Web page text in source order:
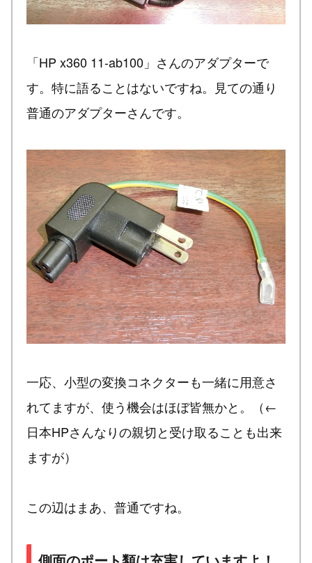
「HP x360 11-ab100」さんのアダプターで
す。特に語ることはないですね。見ての通り
普通のアダプターさんです。
一応、小型の変換コネクターも一緒に用意さ
れてますが、使う機会はほぼ皆無かと。（←
日本HPさんなりの親切と受け取ることも出来
ますが）
この辺はまあ、普通ですね。